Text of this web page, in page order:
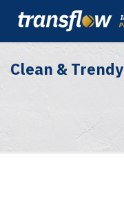
Clean & Trendy